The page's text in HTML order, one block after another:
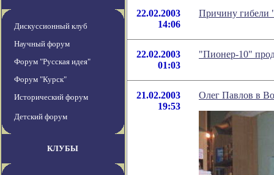
Дискуссионный клуб
Научный форум
Форум "Русская идея"
Форум "Курск"
Исторический форум
Детский форум
КЛУБЫ
22.02.2003
14:06
Причину гибели
22.02.2003
01:03
"Пионер-10"
21.02.2003
19:53
Олег Павлов в